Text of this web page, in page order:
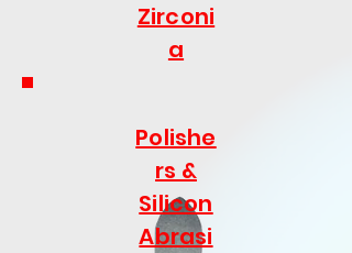
Zirconi
a
Polishe
rs &
Silicon
Abrasi